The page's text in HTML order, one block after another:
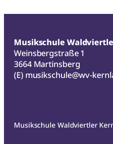
Musikschule
Weinsbergstraße 1
3664 Martinsberg
(E) musikschule@wv-
Musikschule Waldviertler